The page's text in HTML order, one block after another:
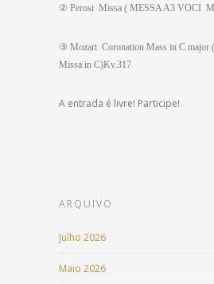
② Perosi Missa ( MESSA A3 VOCI
③ Mozart Coronation Mass in C major
Missa in C)Kv.317
A entrada é livre! Participe!
ARQUIVO
Julho 2026
Maio 2026